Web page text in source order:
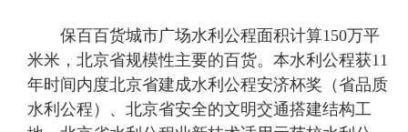
保百百货城市广场水利公程面积计算150万平
米米，北京省规模性主要的百货。本水利公程获11
年时间内度北京省建成水利公程安济杯奖（省品质
水利公程）、北京省安全的文明交通搭建结构工